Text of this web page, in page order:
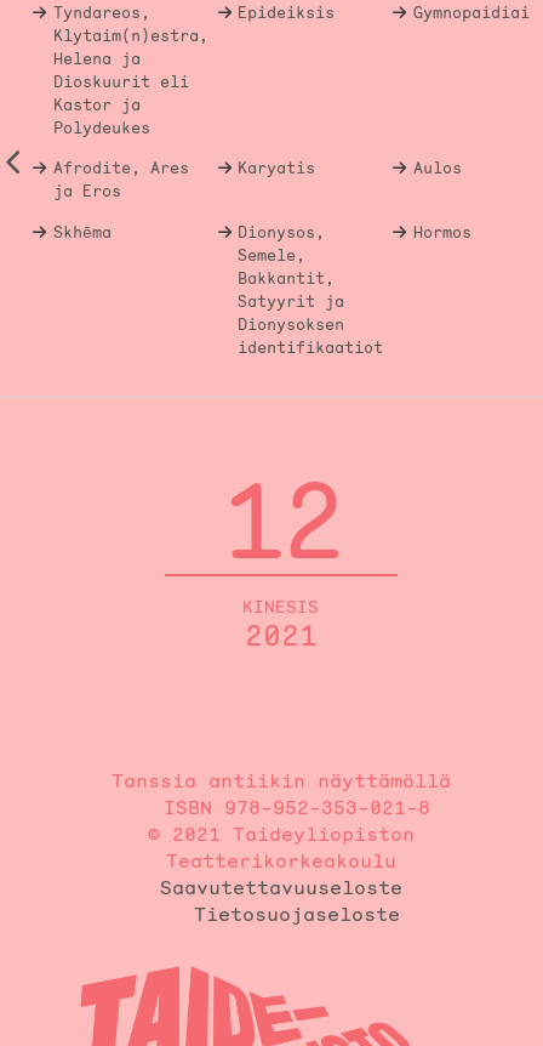
Tyndareos,
Klytaim(n)estra,
Helena ja
Dioskuurit eli
Kastor ja
Polydeukes
Epideiksis Gymnopaidiai
Afrodite, Ares
ja Eros
Karyatis Aulos
Skhēma
Dionysos,
Semele,
Bakkantit,
Satyyrit ja
Dionysoksen
identifikaatiot
Hormos
12
KINESIS
2021
Tanssia antiikin näyttämöllä
ISBN 978-952-353-021-8
© 2021 Taideyliopiston
Teatterikorkeakoulu
Saavutettavuuseloste
Tietosuojaseloste